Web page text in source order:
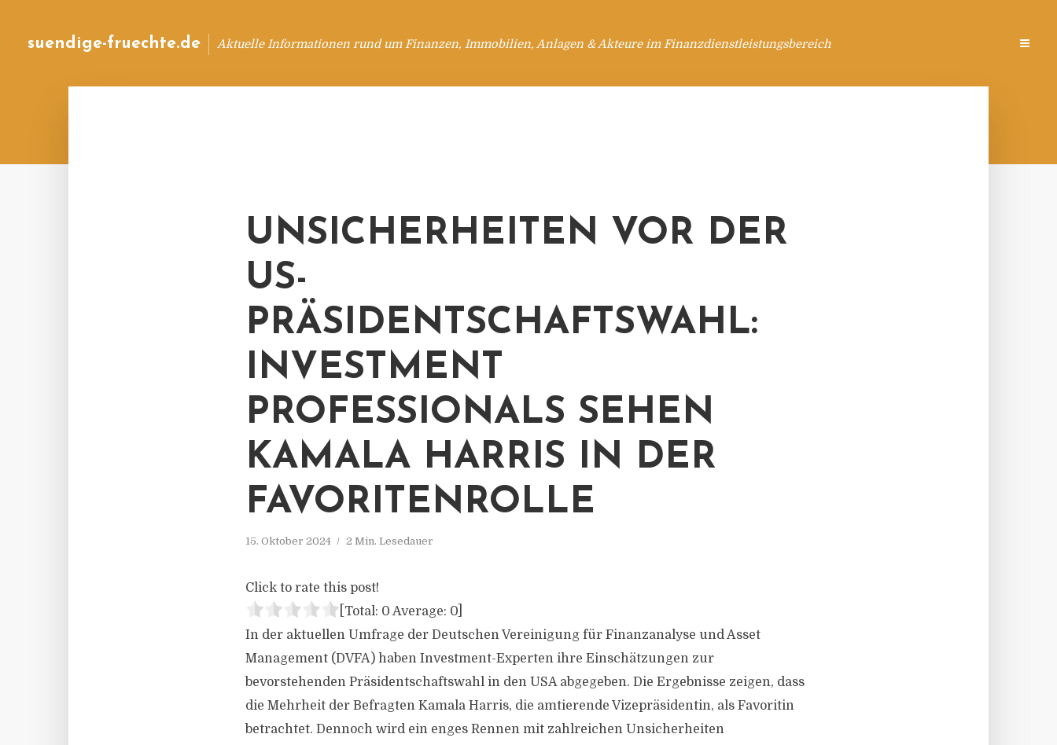
suendige-fruechte.de Aktuelle Informationen rund um Finanzen, Immobilien, Anlagen & Akteure im Finanzdienstleistungsbereich
UNSICHERHEITEN VOR DER
US-
PRÄSIDENTSCHAFTSWAHL:
INVESTMENT
PROFESSIONALS SEHEN
KAMALA HARRIS IN DER
FAVORITENROLLE
15. Oktober 2024 2 Min. Lesedauer
Click to rate this post!
[Total: 0 Average: 0
In der aktuellen Umfrage der Deutschen Vereinigung für Finanzanalyse und Asset
Management (DVFA) haben Investment-Experten ihre Einschätzungen zur
bevorstehenden Präsidentschaftswahl in den USA abgegeben. Die Ergebnisse zeigen, dass
die Mehrheit der Befragten Kamala Harris, die amtierende Vizepräsidentin, als Favoritin
betrachtet. Dennoch wird ein enges Rennen mit zahlreichen Unsicherheiten